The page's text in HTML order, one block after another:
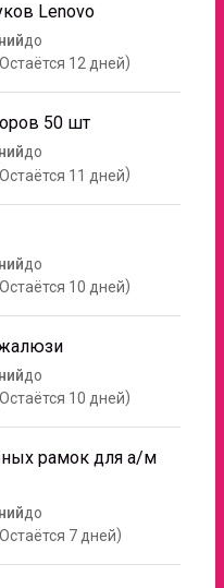
Lenovo
до
Остаётся 12 дней)
50 шт
до
Остаётся 11 дней)
до
Остаётся 10 дней)
до
Остаётся 10 дней)
рамок для а/м
до
Остаётся 7 дней)